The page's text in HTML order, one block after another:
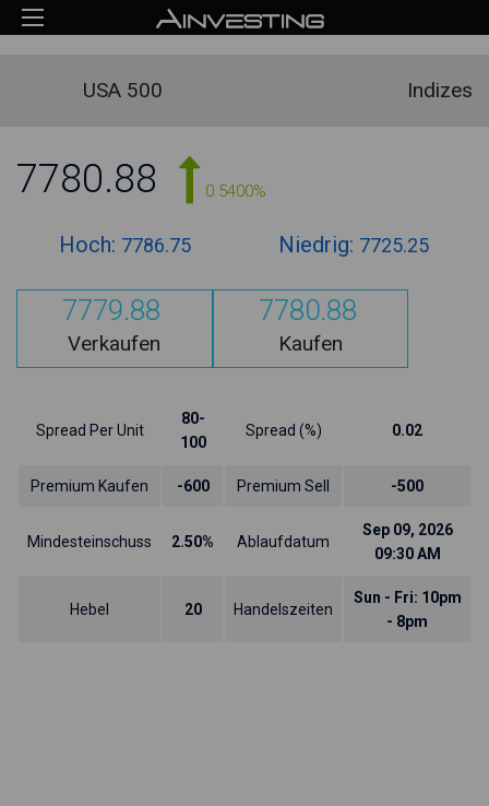
USA 500 Indizes
7780.88 0.5400%
Hoch: 7786.75 Niedrig: 7725.25
7779.88
Verkaufen
7780.88
Kaufen
Spread Per Unit
80-
100
Spread (%) 0.02
Premium Kaufen -600 Premium Sell -500
Mindesteinschuss 2.50% Ablaufdatum
Sep 09, 2026
09:30 AM
Hebel 20 Handelszeiten
Sun - Fri: 10pm
- 8pm